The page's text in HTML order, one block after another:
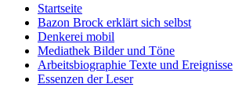
Startseite
Bazon Brock erklärt sich selbst
Denkerei mobil
Mediathek Bilder und Töne
Arbeitsbiographie Texte und Ereignisse
Essenzen der Leser